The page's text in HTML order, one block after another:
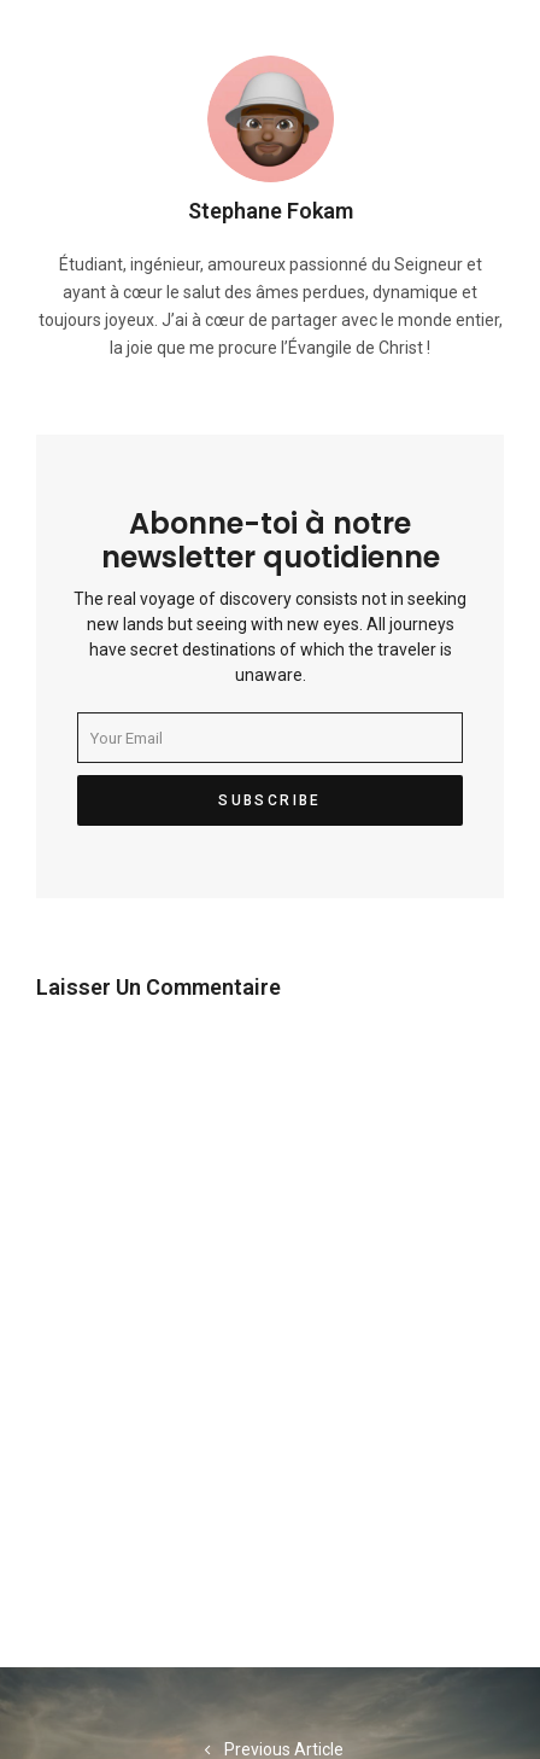
Stephane Fokam
Étudiant, ingénieur, amoureux passionné du Seigneur et
ayant à cœur le salut des âmes perdues, dynamique et
toujours joyeux. J’ai à cœur de partager avec le monde entier,
la joie que me procure l’Évangile de Christ !
Abonne-toi à notre
newsletter quotidienne
The real voyage of discovery consists not in seeking
new lands but seeing with new eyes. All journeys
have secret destinations of which the traveler is
unaware.
Laisser Un Commentaire
Navigation
Previous Article